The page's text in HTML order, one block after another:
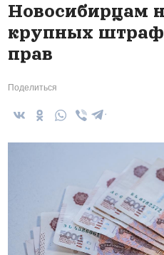
Новосибирцам
крупных
прав
Поделиться